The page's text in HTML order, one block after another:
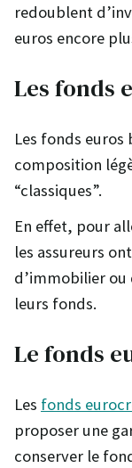
redoublent
euros encore
Les fonds
Les fonds euros
composition
“classiques”.
En effet, pour
les assureurs
d’immobilier ou
leurs fonds.
Le fonds
Les fonds
proposer une
conserver le